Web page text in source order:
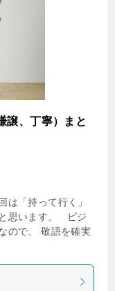
譲、丁寧）まと
は「持って行く」
思います。 ビジ
ので、 敬語を確実